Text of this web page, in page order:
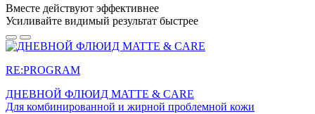
Вместе действуют эффективнее
Усиливайте видимый результат быстрее
RE:PROGRAM
ДНЕВНОЙ ФЛЮИД MATTE & CARE
Для комбинированной и жирной проблемной кожи